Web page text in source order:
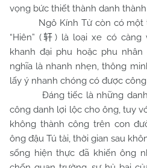
vọng bức thiết thành danh
Ngô Kính Tử còn có một
“Hiên” (轩 ) là loại xe có càng
khanh đại phu hoặc phu nhân
nghĩa là nhanh nhẹn, thông
lấy ý nhanh chóng có được
Đáng tiếc là những danh
công danh lợi lộc cho ông, tuy
không thành công trên con
ông đậu Tú tài, thời gian sau
sống hiện thực đã khiến ông